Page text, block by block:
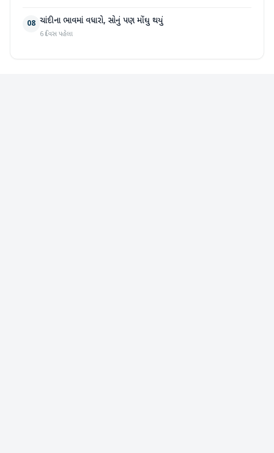
08 ચાંદીના ભાવમાં વધારો, સોનું પણ મોંઘુ થયું
6 દિવસ પહેલા